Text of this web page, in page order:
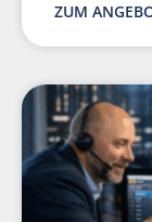
ZUM